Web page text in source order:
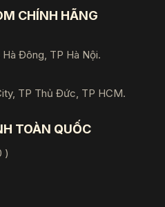
CHÍNH HÃNG
Đông, TP Hà Nội.
TP Thủ Đức, TP HCM.
TOÀN QUỐC
)